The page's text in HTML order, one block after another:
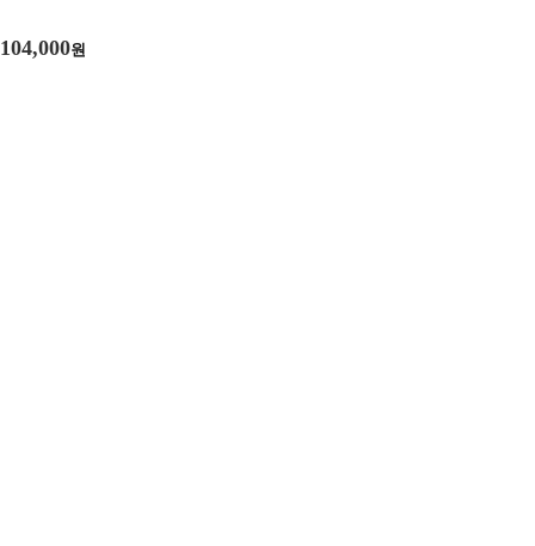
104,000원